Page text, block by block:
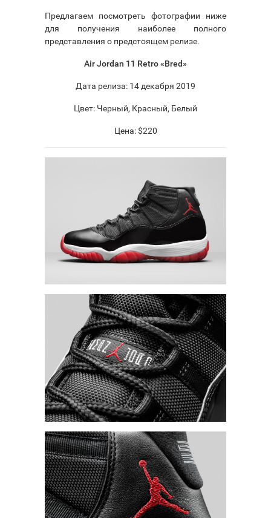
Предлагаем посмотреть фотографии ниже
для получения наиболее полного
представления о предстоящем релизе.
Air Jordan 11 Retro «Bred»
Дата релиза: 14 декабря 2019
Цвет: Черный, Красный, Белый
Цена: $220